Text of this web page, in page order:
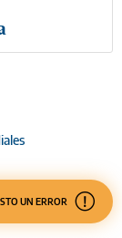
UN ERROR